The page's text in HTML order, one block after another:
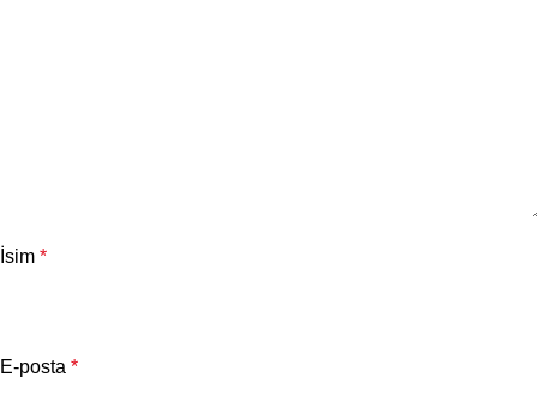
İsim *
E-posta *